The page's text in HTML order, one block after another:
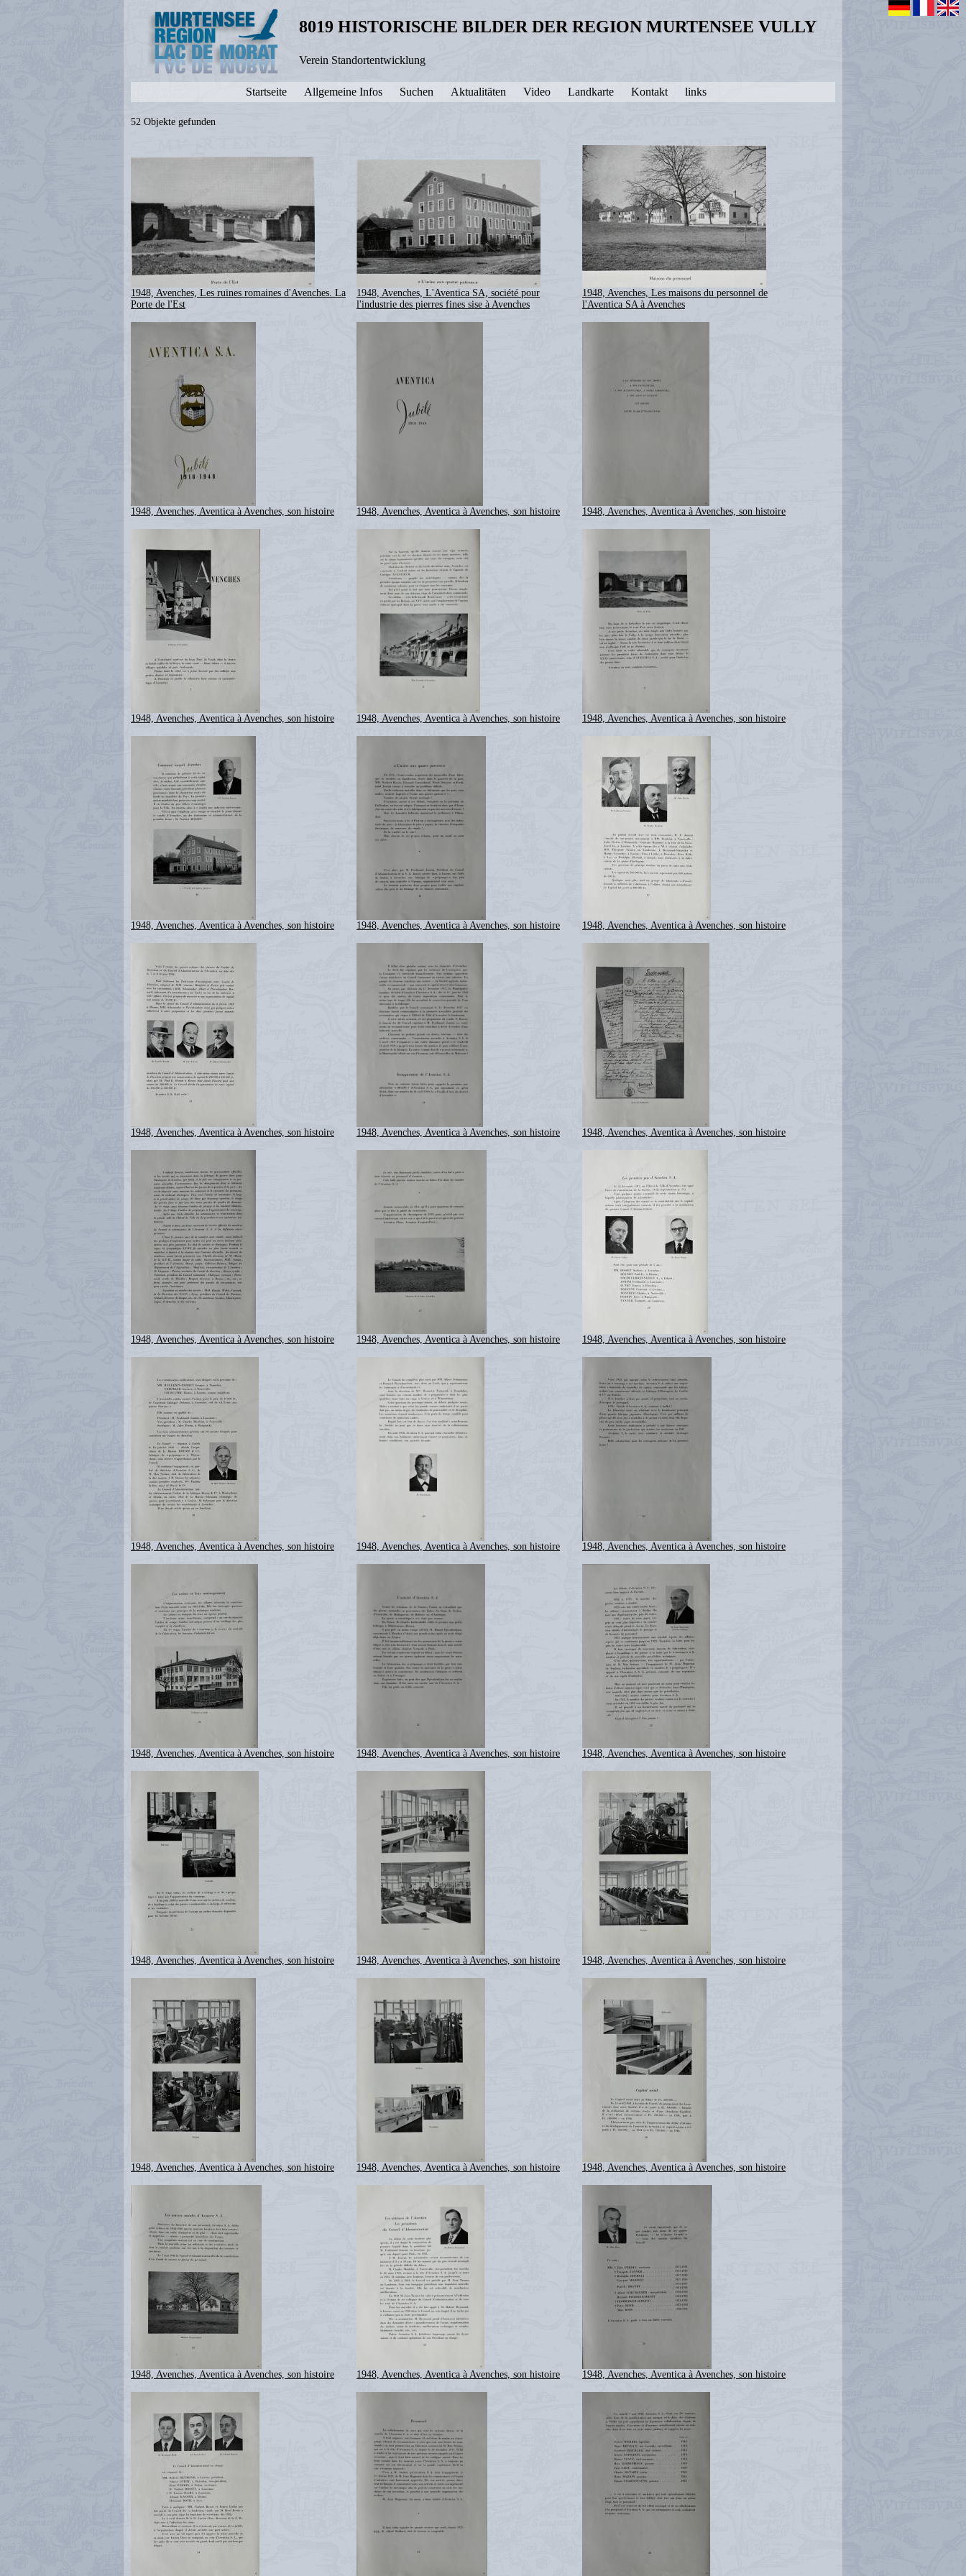
8019 HISTORISCHE BILDER DER REGION MURTENSEE VULLY
Verein Standortentwicklung
Startseite Allgemeine Infos Suchen Aktualitäten Video Landkarte Kontakt links
52 Objekte gefunden
1948, Avenches, Les ruines romaines d'Avenches. La
Porte de l'Est
1948, Avenches, L'Aventica SA, société pour
l'industrie des pierres fines sise à Avenches
1948, Avenches, Les maisons du personnel de
l'Aventica SA à Avenches
1948, Avenches, Aventica à Avenches, son histoire 1948, Avenches, Aventica à Avenches, son histoire 1948, Avenches, Aventica à Avenches, son histoire
1948, Avenches, Aventica à Avenches, son histoire 1948, Avenches, Aventica à Avenches, son histoire 1948, Avenches, Aventica à Avenches, son histoire
1948, Avenches, Aventica à Avenches, son histoire 1948, Avenches, Aventica à Avenches, son histoire 1948, Avenches, Aventica à Avenches, son histoire
1948, Avenches, Aventica à Avenches, son histoire 1948, Avenches, Aventica à Avenches, son histoire 1948, Avenches, Aventica à Avenches, son histoire
1948, Avenches, Aventica à Avenches, son histoire 1948, Avenches, Aventica à Avenches, son histoire 1948, Avenches, Aventica à Avenches, son histoire
1948, Avenches, Aventica à Avenches, son histoire 1948, Avenches, Aventica à Avenches, son histoire 1948, Avenches, Aventica à Avenches, son histoire
1948, Avenches, Aventica à Avenches, son histoire 1948, Avenches, Aventica à Avenches, son histoire 1948, Avenches, Aventica à Avenches, son histoire
1948, Avenches, Aventica à Avenches, son histoire 1948, Avenches, Aventica à Avenches, son histoire 1948, Avenches, Aventica à Avenches, son histoire
1948, Avenches, Aventica à Avenches, son histoire 1948, Avenches, Aventica à Avenches, son histoire 1948, Avenches, Aventica à Avenches, son histoire
1948, Avenches, Aventica à Avenches, son histoire 1948, Avenches, Aventica à Avenches, son histoire 1948, Avenches, Aventica à Avenches, son histoire